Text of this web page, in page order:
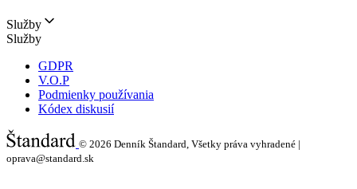
Služby
Služby
GDPR
V.O.P
Podmienky používania
Kódex diskusií
© 2026 Denník Štandard, Všetky práva vyhradené |
oprava@standard.sk